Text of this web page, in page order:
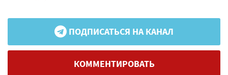
ПОДПИСАТЬСЯ НА КАНАЛ
КОММЕНТИРОВАТЬ